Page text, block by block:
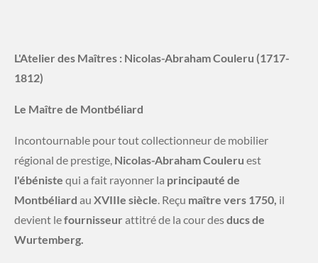
L'Atelier des Maîtres : Nicolas-Abraham Couleru (1717-
1812)
Le Maître de Montbéliard
Incontournable pour tout collectionneur de mobilier
régional de prestige, Nicolas-Abraham Couleru est
l'ébéniste qui a fait rayonner la principauté de
Montbéliard au XVIIIe siècle. Reçu maître vers 1750, il
devient lefournisseur attitré de la cour desducs de
Wurtemberg.